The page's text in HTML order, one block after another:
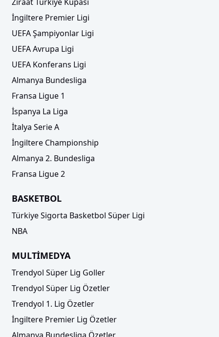
İngiltere Premier Ligi
UEFA Şampiyonlar Ligi
UEFA Avrupa Ligi
UEFA Konferans Ligi
Almanya Bundesliga
Fransa Ligue 1
İspanya La Liga
İtalya Serie A
İngiltere Championship
Almanya 2. Bundesliga
Fransa Ligue 2
BASKETBOL
Türkiye Sigorta Basketbol Süper Ligi
NBA
MULTİMEDYA
Trendyol Süper Lig Goller
Trendyol Süper Lig Özetler
Trendyol 1. Lig Özetler
İngiltere Premier Lig Özetler